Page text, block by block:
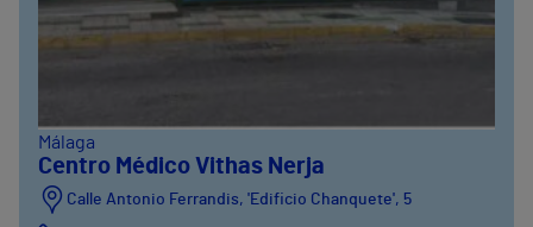
Málaga
Centro Médico Vithas Nerja
Calle Antonio Ferrandis, 'Edificio Chanquete', 5